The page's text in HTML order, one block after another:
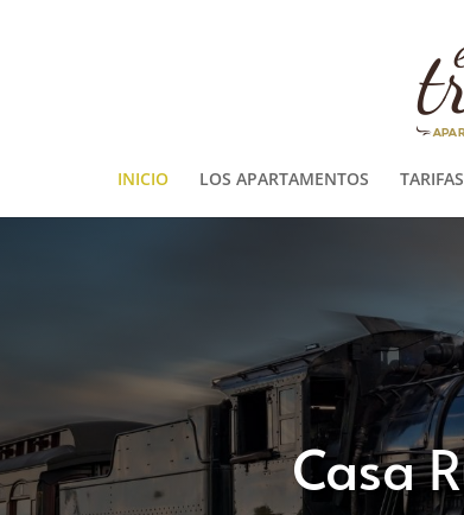
INICIO LOS APARTAMENTOS TARIFAS
Casa